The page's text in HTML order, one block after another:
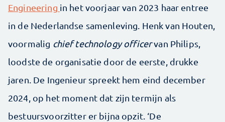
Engineering in het voorjaar van 2023 haar entree
in de Nederlandse samenleving. Henk van Houten,
voormalig chief technology officervan Philips,
loodste de organisatie door de eerste, drukke
jaren. De Ingenieur spreekt hem eind december
2024, op het moment dat zijn termijn als
bestuursvoorzitter er bijna opzit. ‘De